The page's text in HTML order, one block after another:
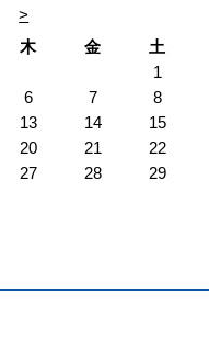
>
木 金
土
1
6 7
8
13 14
15
20 21
22
27 28
29